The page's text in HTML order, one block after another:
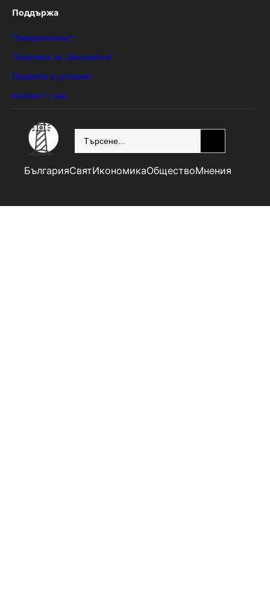
Поддържа
Поверителност
Политика за „бисквитки“
Правила и условия
Контакт с нас
БългарияСвятИкономикаОбществоМнения